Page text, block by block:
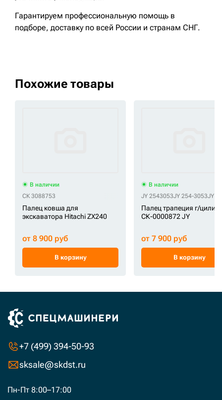
Гарантируем профессиональную помощь в
подборе, доставку по всей России и странам СНГ.
Похожие товары
В наличии
СК 3088753
Палец ковша для
экскаватора Hitachi ZX240
от 8 900 руб
В корзину
В наличии
JY 2543053JY 254-3053JY
Палец трапеция г/
СК-0000872 JY
от 7 900 руб
В корзину
+7 (499) 394-50-93
sksale@skdst.ru
Пн-Пт 8:00–17:00